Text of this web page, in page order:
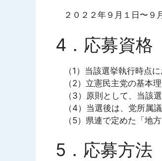
２０２２年９月１日〜９
4．応募資格
（1）当該選挙執行時点に
（2）立憲民主党の基本
（3）原則として、当該
（4）当選後は、党所属
（5）県連で定めた「地
5．応募方法